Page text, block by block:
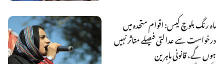
ماہ رنگ بلوچ کیس: اقوام متحدہ میں
درخواست سے عدالتی فیصلے متاثر نہیں
ہوں گے، قانونی ماہرین